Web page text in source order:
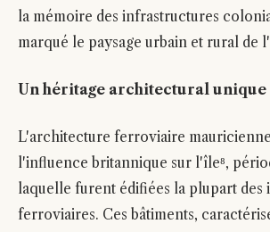
la mémoire des infrastructures
marqué le paysage urbain et rural de
Un héritage architectural unique
L'architecture ferroviaire
l'influence britannique sur l'île⁸,
laquelle furent édifiées la plupart des
ferroviaires. Ces bâtiments,